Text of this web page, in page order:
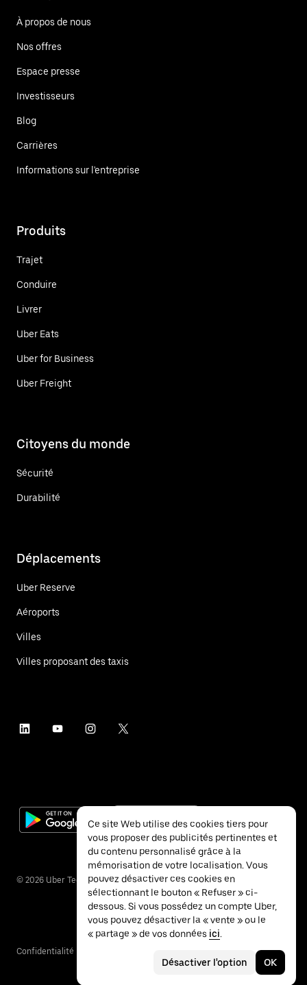
À propos de nous
Nos offres
Espace presse
Investisseurs
Blog
Carrières
Informations sur l'entreprise
Produits
Trajet
Conduire
Livrer
Uber Eats
Uber for Business
Uber Freight
Citoyens du monde
Sécurité
Durabilité
Déplacements
Uber Reserve
Aéroports
Villes
Villes proposant des taxis
© 2026 Uber Technologies Inc.
Confidentialité
Ce site Web utilise des cookies tiers pour
vous proposer des publicités pertinentes et
du contenu personnalisé grâce à la
mémorisation de votre localisation. Vous
pouvez désactiver ces cookies en
sélectionnant le bouton « Refuser » ci-
dessous. Si vous possédez un compte Uber,
vous pouvez désactiver la « vente » ou le
« partage » de vos données ici.
Désactiver l'option OK